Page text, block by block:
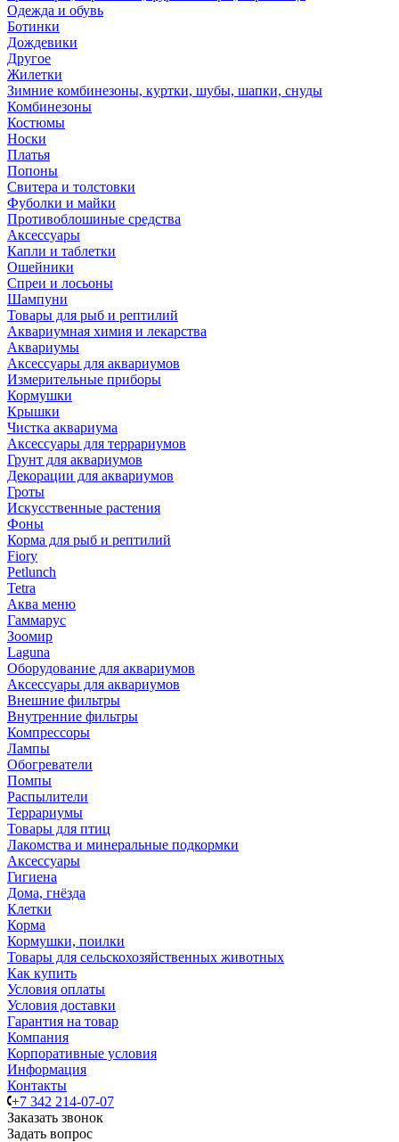
Одежда и обувь
Ботинки
Дождевики
Другое
Жилетки
Зимние комбинезоны, куртки, шубы, шапки, снуды
Комбинезоны
Костюмы
Носки
Платья
Попоны
Свитера и толстовки
Фуболки и майки
Противоблошиные средства
Аксессуары
Капли и таблетки
Ошейники
Спреи и лосьоны
Шампуни
Товары для рыб и рептилий
Аквариумная химия и лекарства
Аквариумы
Аксессуары для аквариумов
Измерительные приборы
Кормушки
Крышки
Чистка аквариума
Аксессуары для террариумов
Грунт для аквариумов
Декорации для аквариумов
Гроты
Искусственные растения
Фоны
Корма для рыб и рептилий
Fiory
Petlunch
Tetra
Аква меню
Гаммарус
Зоомир
Laguna
Оборудование для аквариумов
Аксессуары для аквариумов
Внешние фильтры
Внутренние фильтры
Компрессоры
Лампы
Обогреватели
Помпы
Распылители
Террариумы
Товары для птиц
Лакомства и минеральные подкормки
Аксессуары
Гигиена
Дома, гнёзда
Клетки
Корма
Кормушки, поилки
Товары для сельскохозяйственных животных
Как купить
Условия оплаты
Условия доставки
Гарантия на товар
Компания
Корпоративные условия
Информация
Контакты
+7 342 214-07-07
Заказать звонок
Задать вопрос